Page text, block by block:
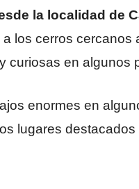
la localidad de
los cerros cercanos
curiosas en algunos
enormes en
lugares destacados